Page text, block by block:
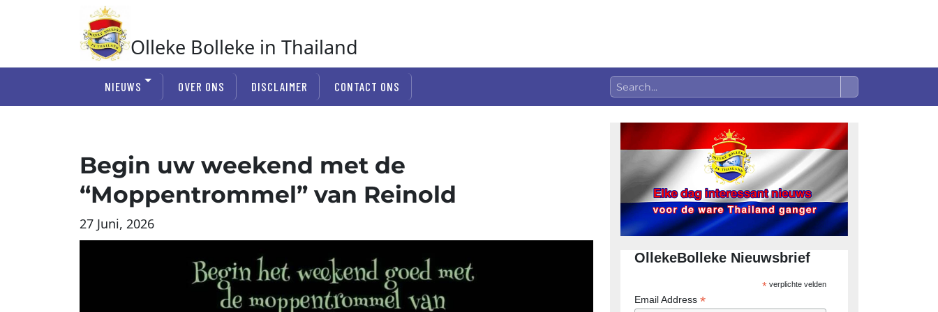
Olleke Bolleke in Thailand
NIEUWS OVER ONS DISCLAIMER CONTACT ONS
Begin uw weekend met de
“Moppentrommel” van Reinold
27 Juni, 2026
OllekeBolleke Nieuwsbrief
*verplichte velden
Email Address *